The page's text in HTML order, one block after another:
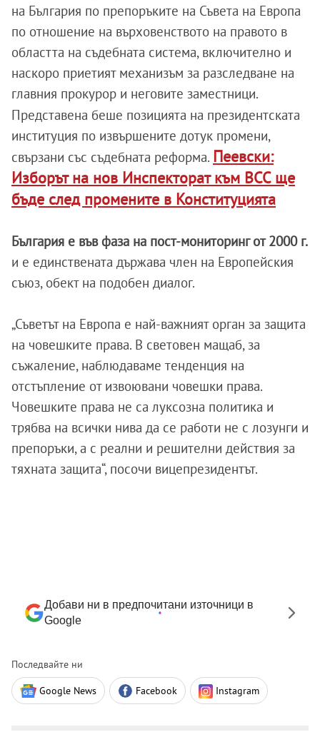
на България по препоръките на Съвета на Европа
по отношение на върховенството на правото в
областта на съдебната система, включително и
наскоро приетият механизъм за разследване на
главния прокурор и неговите заместници.
Представена беше позицията на президентската
институция по извършените дотук промени,
свързани със съдебната реформа. Пеевски:
Изборът на нов Инспекторат към ВСС ще
бъде след промените в Конституцията
България е във фаза на пост-мониторинг от 2000 г.
и е единствената държава член на Европейския
съюз, обект на подобен диалог.
„Съветът на Европа е най-важният орган за защита
на човешките права. В световен мащаб, за
съжаление, наблюдаваме тенденция на
отстъпление от извоювани човешки права.
Човешките права не са луксозна политика и
трябва на всички нива да се работи не с лозунги и
препоръки, а с реални и решителни действия за
тяхната защита“, посочи вицепрезидентът.
Добави ни в предпочитани източници в
Google
Последвайте ни
Google News Facebook Instagram